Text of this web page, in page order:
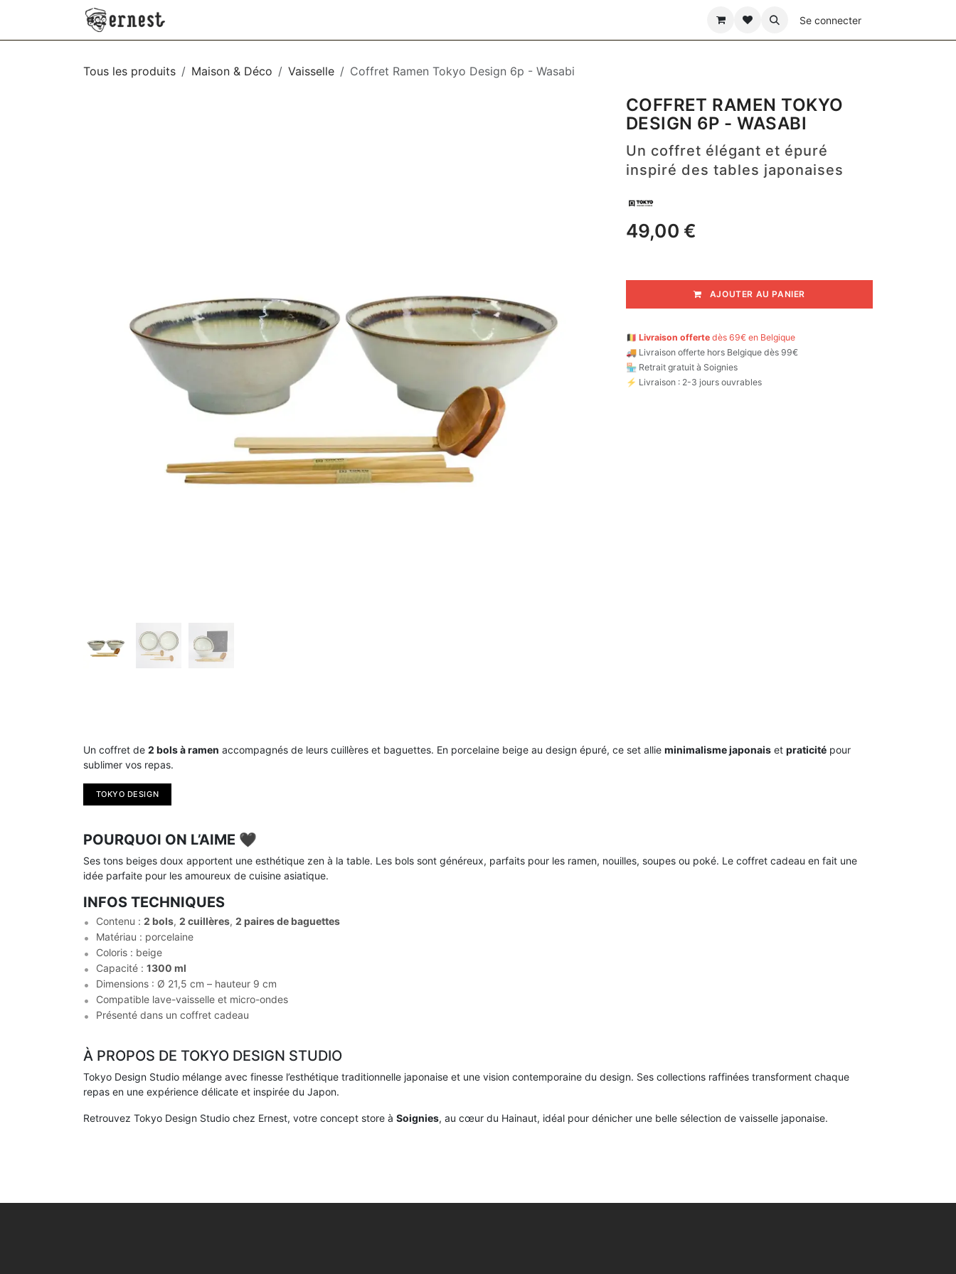
SE RENDRE AU CONTENU
Se connecter
Tous les produits Maison & Déco Vaisselle Coffret Ramen Tokyo Design 6p - Wasabi
COFFRET RAMEN TOKYO
DESIGN 6P - WASABI
Un coffret élégant et épuré
inspiré des tables japonaises
49,00 €
AJOUTER AU PANIER
🇧🇪 Livraison offerte dès 69€ en Belgique
🚚 Livraison offerte hors Belgique dès 99€
🏪 Retrait gratuit à Soignies
⚡ Livraison : 2-3 jours ouvrables
Un coffret de 2 bols à ramen accompagnés de leurs cuillères et baguettes. En porcelaine beige au design épuré, ce set allie minimalisme japonais et praticité pour
sublimer vos repas.
TOKYO DESIGN
POURQUOI ON L’AIME 🖤
Ses tons beiges doux apportent une esthétique zen à la table. Les bols sont généreux, parfaits pour les ramen, nouilles, soupes ou poké. Le coffret cadeau en fait une
idée parfaite pour les amoureux de cuisine asiatique.
INFOS TECHNIQUES
Contenu : 2 bols, 2 cuillères, 2 paires de baguettes
Matériau : porcelaine
Coloris : beige
Capacité : 1300 ml
Dimensions : Ø 21,5 cm – hauteur 9 cm
Compatible lave-vaisselle et micro-ondes
Présenté dans un coffret cadeau
À PROPOS DE TOKYO DESIGN STUDIO
Tokyo Design Studio mélange avec finesse l’esthétique traditionnelle japonaise et une vision contemporaine du design. Ses collections raffinées transforment chaque
repas en une expérience délicate et inspirée du Japon.
Retrouvez Tokyo Design Studio chez Ernest, votre concept store à Soignies, au cœur du Hainaut, idéal pour dénicher une belle sélection de vaisselle japonaise.